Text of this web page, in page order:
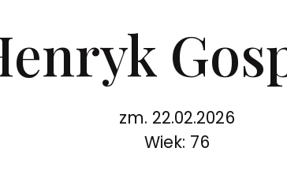
zm. 22.02.2026
Wiek: 76